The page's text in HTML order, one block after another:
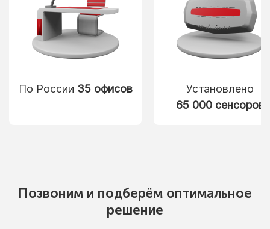
По России 35 офисов
Установлено
65 000 сенсоров
Позвоним и подберём оптимальное
решение